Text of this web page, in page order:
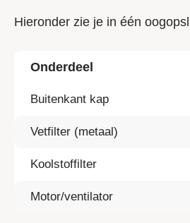
Hieronder zie je in één
Onderdeel
Buitenkant kap
Vetfilter (metaal)
Koolstoffilter
Motor/ventilator